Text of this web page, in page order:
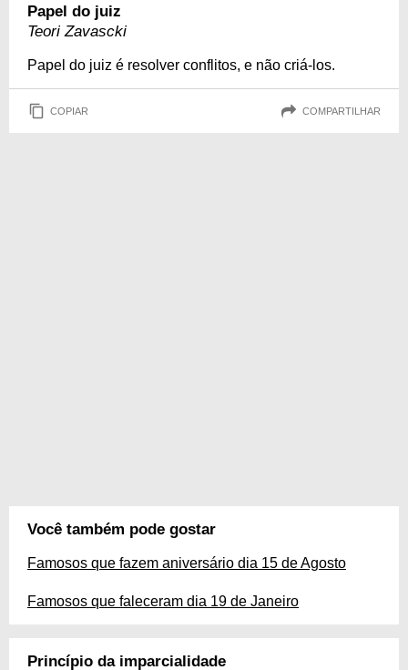
Papel do juiz
Teori Zavascki
Papel do juiz é resolver conflitos, e não criá-los.
COPIAR COMPARTILHAR
Você também pode gostar
Famosos que fazem aniversário dia 15 de Agosto
Famosos que faleceram dia 19 de Janeiro
Princípio da imparcialidade